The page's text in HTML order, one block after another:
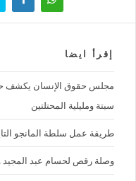
إقرأ ايضا
مجلس حقوق الإنسان يكشف
سبتة ومليلية المحتلتين
طريقة عمل سلطة المانجو
وصلة رقص لحسام عبد